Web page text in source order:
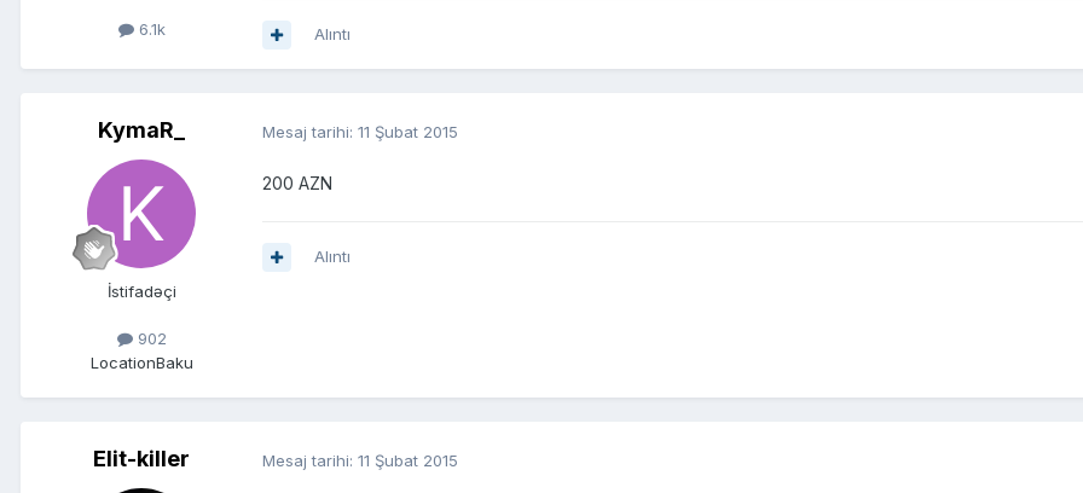
6.1k Alıntı
KymaR_
İstifadəçi
902
LocationBaku
Mesaj tarihi: 11 Şubat 2015
200 AZN
Alıntı
Elit-killer Mesaj tarihi: 11 Şubat 2015